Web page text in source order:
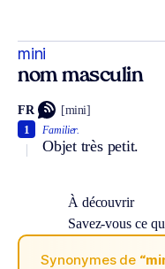
mini
nom masculin
FR [mini]
Familier.
Objet très petit.
1
À découvrir
Savez-vous ce
Synonymes de